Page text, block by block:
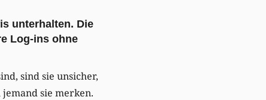
unterhalten. Die
Log-ins ohne
sind sie unsicher,
sie merken.